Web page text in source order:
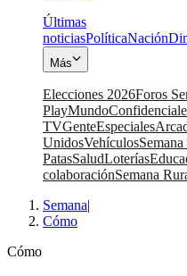
Últimas
noticiasPolíticaNación
Más
Elecciones 2026Foros
PlayMundo
TVGenteEspeciales
UnidosVehículos
PatasSaludLoterías
colaboraciónSemana
Semana|
Cómo
Cómo